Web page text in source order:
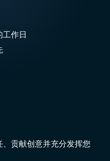
工作日
贡献创意并充分发挥您